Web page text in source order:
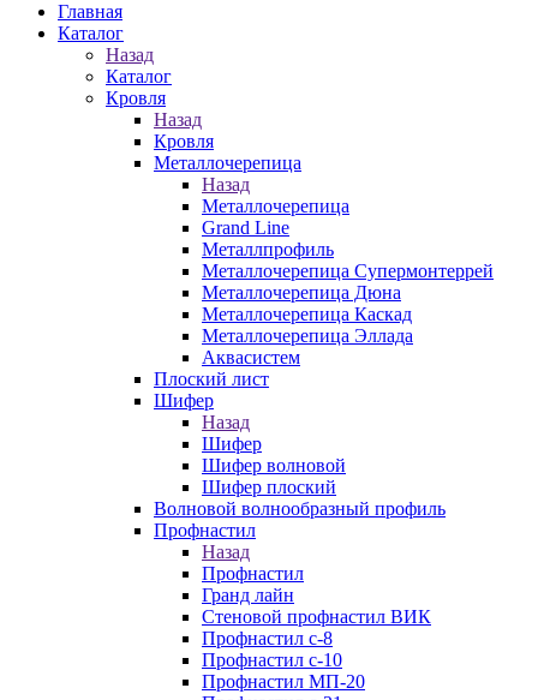
Главная
Каталог
Назад
Каталог
Кровля
Назад
Кровля
Металлочерепица
Назад
Металлочерепица
Grand Line
Металлпрофиль
Металлочерепица Супермонтеррей
Металлочерепица Дюна
Металлочерепица Каскад
Металлочерепица Эллада
Аквасистем
Плоский лист
Шифер
Назад
Шифер
Шифер волновой
Шифер плоский
Волновой волнообразный профиль
Профнастил
Назад
Профнастил
Гранд лайн
Стеновой профнастил ВИК
Профнастил с-8
Профнастил с-10
Профнастил МП-20